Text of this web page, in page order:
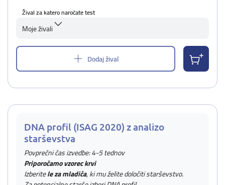
Žival za katero naročate test
Moje živali
Dodaj žival
DNA profil (ISAG 2020) z analizo
starševstva
Povprečni čas izvedbe: 4-5 tednov
Priporočamo vzorec krvi
Izberitele za mladiča, ki mu želite določiti starševstvo.